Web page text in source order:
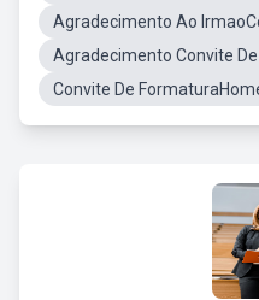
Agradecimento Ao
Agradecimento Convite
Convite De